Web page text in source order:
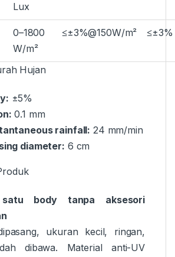
Lux
0–1800
W/m²
≤±3%@150W/m² ≤±3%
Hujan
±5%
0.1 mm
rainfall: 24 mm/min
diameter: 6 cm
satu body tanpa aksesori
ukuran kecil, ringan,
dibawa. Material anti-UV